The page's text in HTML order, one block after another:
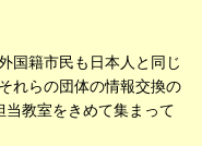
国籍市民も日本人と同じ
れらの団体の情報交換の
教室をきめて集まって